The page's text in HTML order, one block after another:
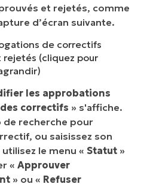
et rejetés, comme
d’écran suivante.
de correctifs
rejetés (cliquez pour
les approbations
correctifs » s'affiche.
de recherche pour
ou saisissez son
le menu « Statut »
« Approuver
» ou « Refuser